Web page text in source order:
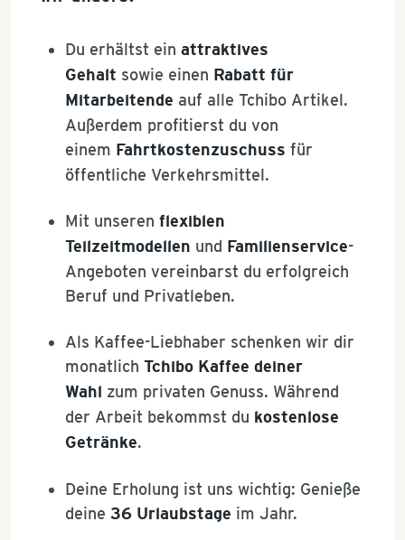
Du erhältst ein attraktives
Gehalt sowie einen Rabatt für
Mitarbeitende auf alle Tchibo Artikel.
Außerdem profitierst du von
einem Fahrtkostenzuschuss für
öffentliche Verkehrsmittel.
Mit unseren flexiblen
Teilzeitmodellen und Familienservice-
Angeboten vereinbarst du erfolgreich
Beruf und Privatleben.
Als Kaffee-Liebhaber schenken wir dir
monatlich Tchibo Kaffee deiner
Wahl zum privaten Genuss. Während
der Arbeit bekommst du kostenlose
Getränke.
Deine Erholung ist uns wichtig: Genieße
deine 36 Urlaubstage im Jahr.